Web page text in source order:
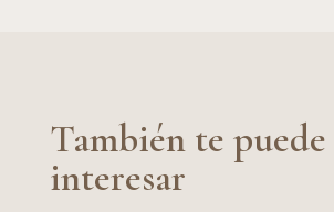
También te puede
interesar